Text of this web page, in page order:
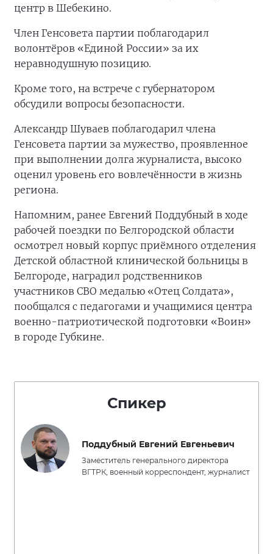
центр в Шебекино.
Член Генсовета партии поблагодарил
волонтёров «Единой России» за их
неравнодушную позицию.
Кроме того, на встрече с губернатором
обсудили вопросы безопасности.
Александр Шуваев поблагодарил члена
Генсовета партии за мужество, проявленное
при выполнении долга журналиста, высоко
оценил уровень его вовлечённости в жизнь
региона.
Напомним, ранее Евгений Поддубный в ходе
рабочей поездки по Белгородской области
осмотрел новый корпус приёмного отделения
Детской областной клинической больницы в
Белгороде, наградил родственников
участников СВО медалью «Отец Солдата»,
пообщался с педагогами и учащимися центра
военно-патриотической подготовки «Воин»
в городе Губкине.
Спикер
Поддубный Евгений Евгеньевич
Заместитель генерального директора
ВГТРК, военный корреспондент, журналист